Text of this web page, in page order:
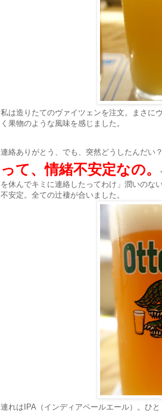
私は造りたてのヴァイツェンを注文。まさに
く果物のような風味を感じました。
連絡ありがとう、でも、突然どうしたんだい
って、情緒不安定なの。
を休んでキミに連絡したってわけ」潤いのな
不安定。全ての辻褄が合いました。
連れはIPA（インディアペールエール）。ひ